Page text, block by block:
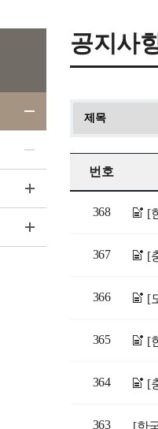
공지사
번호
368
367 [
366 [
365 [
364 [
363 [한